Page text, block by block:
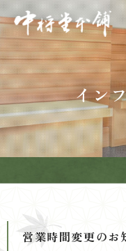
イン
営業時間変更のお